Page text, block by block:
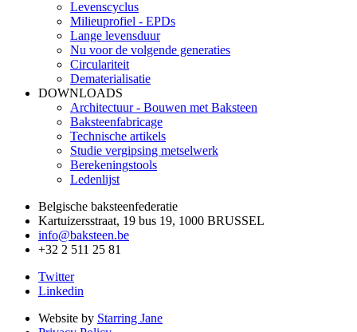
Levenscyclus
Milieuprofiel - EPDs
Lange levensduur
Nu voor de volgende generaties
Circulariteit
Dematerialisatie
DOWNLOADS
Architectuur - Bouwen met Baksteen
Baksteenfabricage
Technische artikels
Studie vergipsing metselwerk
Berekeningstools
Ledenlijst
Belgische baksteenfederatie
Kartuizersstraat, 19 bus 19, 1000 BRUSSEL
info@baksteen.be
+32 2 511 25 81
Twitter
Linkedin
Website by Starring Jane